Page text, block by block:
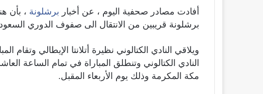
أفادت مصادر صحفية اليوم ، عن أخبار برشلونة ، بأن
برشلونة قريبين من الانتقال الى صفوف الدوري
ويلاقي النادي الكتالوني نظيرة أتلانتا الإيطالي
النادي الكتالوني وتنطلق المباراة في تمام الساعة
مكة المكرمة وذلك يوم الأربعاء المقبل.